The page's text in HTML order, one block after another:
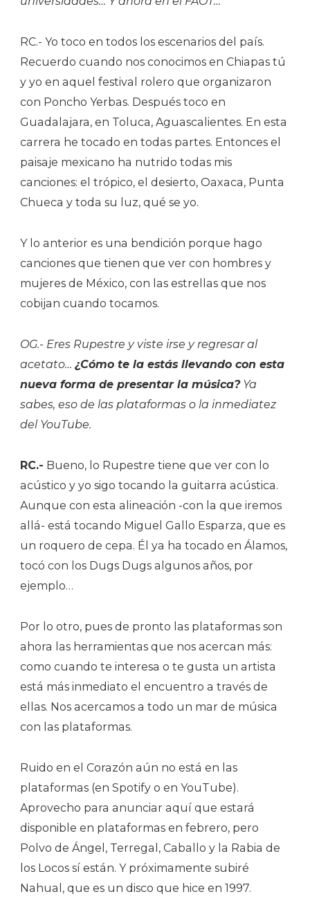
RC.- Yo toco en todos los escenarios del país.
Recuerdo cuando nos conocimos en Chiapas tú
y yo en aquel festival rolero que organizaron
con Poncho Yerbas. Después toco en
Guadalajara, en Toluca, Aguascalientes. En esta
carrera he tocado en todas partes. Entonces el
paisaje mexicano ha nutrido todas mis
canciones: el trópico, el desierto, Oaxaca, Punta
Chueca y toda su luz, qué se yo.
Y lo anterior es una bendición porque hago
canciones que tienen que ver con hombres y
mujeres de México, con las estrellas que nos
cobijan cuando tocamos.
OG.- Eres Rupestre y viste irse y regresar al
acetato… ¿Cómo te la estás llevando con esta
nueva forma de presentar la música?Ya
sabes, eso de las plataformas o la inmediatez
del YouTube.
RC.- Bueno, lo Rupestre tiene que ver con lo
acústico y yo sigo tocando la guitarra acústica.
Aunque con esta alineación -con la que iremos
allá- está tocando Miguel Gallo Esparza, que es
un roquero de cepa. Él ya ha tocado en Álamos,
tocó con los Dugs Dugs algunos años, por
ejemplo…
Por lo otro, pues de pronto las plataformas son
ahora las herramientas que nos acercan más:
como cuando te interesa o te gusta un artista
está más inmediato el encuentro a través de
ellas. Nos acercamos a todo un mar de música
con las plataformas.
Ruido en el Corazón aún no está en las
plataformas (en Spotify o en YouTube).
Aprovecho para anunciar aquí que estará
disponible en plataformas en febrero, pero
Polvo de Ángel, Terregal, Caballo y la Rabia de
los Locos sí están. Y próximamente subiré
Nahual, que es un disco que hice en 1997.